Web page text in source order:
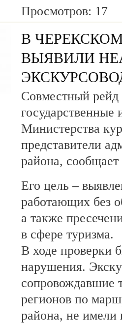
Просмотров: 17
В
ВЫЯВИЛИ
Совместный рейд
государственные
Министерства
представители
района,
Его цель –
работающих без
а также
в сфере туризма.
В ходе проверки
нарушения.
сопровождавшие
регионов по
района, не имели